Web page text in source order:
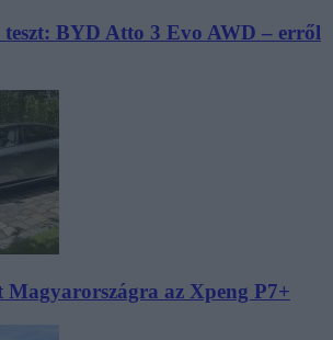
BYD Atto 3 Evo AWD – erről
Magyarországra az Xpeng P7+